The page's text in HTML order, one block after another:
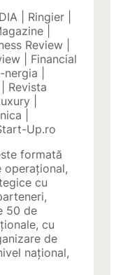
| Ringier |
|
Review |
| Financial
|
Revista
|
|
Up.ro
formată
operațional,
cu
50 de
cu
de
național,